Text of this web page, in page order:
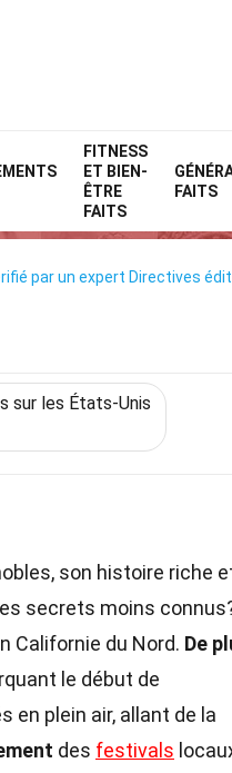
FITNESS
ET BIEN-
ÊTRE
FAITS
FAITS
Faits
Sonoma
par un expert Directives
sur les États-Unis
son histoire riche
secrets moins
Californie du Nord. De
le début de
en plein air, allant de la
des festivals